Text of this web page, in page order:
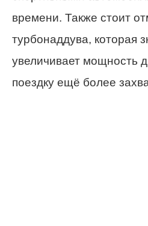
времени. Также стоит
турбонаддува, которая
увеличивает мощность
поездку ещё более